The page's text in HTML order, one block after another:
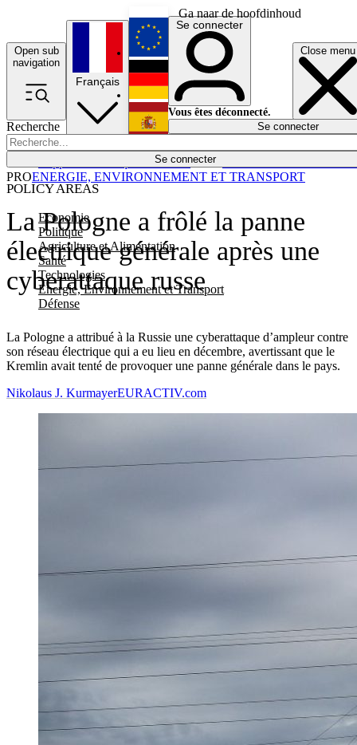
Ga naar de hoofdinhoud
Open sub
navigation
Close menu
Recherche
Se connecter
POLICY AREAS
Economie
Politique
Agriculture et Alimentation
Santé
Technologies
Energie, Environnement et Transport
Défense
Économie
Français
English
Deutsch
Español
Se connecter
Vous êtes déconnecté.
Se connecter
La Pologne a frôlé la panne
électrique générale après une
cyberattaque russe
La Pologne a attribué à la Russie une cyberattaque d’ampleur contre
son réseau électrique qui a eu lieu en décembre, avertissant que le
Kremlin avait tenté de provoquer une panne générale dans le pays.
PROENERGIE, ENVIRONNEMENT ET TRANSPORT
Nikolaus J. KurmayerEURACTIV.com